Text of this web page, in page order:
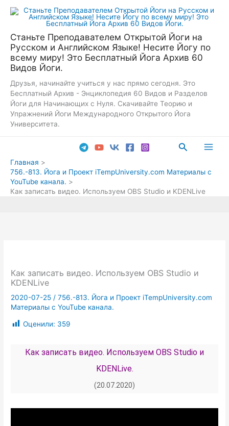
Перейти
Станьте Преподавателем Открытой Йоги на
Русском и Английском Языке! Несите Йогу по
всему миру! Это Бесплатный Йога Архив 60
Видов Йоги.
Друзья, начинайте учиться у нас прямо сегодня. Это
Бесплатный Архив - Энциклопедия 60 Видов и Разделов
Йоги для Начинающих с Нуля. Скачивайте Теорию и
Упражнений Йоги Международного Открытого Йога
Университета.
Поиск
Главная
756.-813. Йога и Проект iTempUniversity.com Материалы с
YouTube канала.
Как записать видео. Используем OBS Studio и KDENLive
Как записать видео. Используем OBS Studio и
KDENLive
2020-07-25 /756.-813. Йога и Проект iTempUniversity.com
Материалы с YouTube канала.
Оценили: 359
Как записать видео. Используем OBS Studio и
KDENLive.
(20.07.2020)